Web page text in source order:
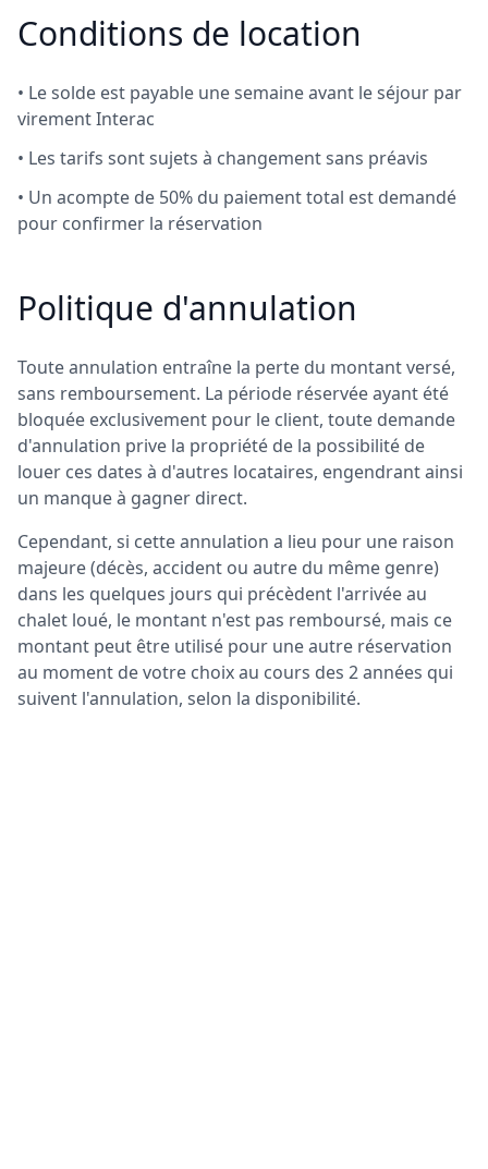
Conditions de location
• Le solde est payable une semaine avant le séjour par
virement Interac
• Les tarifs sont sujets à changement sans préavis
• Un acompte de 50% du paiement total est demandé
pour confirmer la réservation
Politique d'annulation
Toute annulation entraîne la perte du montant versé,
sans remboursement. La période réservée ayant été
bloquée exclusivement pour le client, toute demande
d'annulation prive la propriété de la possibilité de
louer ces dates à d'autres locataires, engendrant ainsi
un manque à gagner direct.
Cependant, si cette annulation a lieu pour une raison
majeure (décès, accident ou autre du même genre)
dans les quelques jours qui précèdent l'arrivée au
chalet loué, le montant n'est pas remboursé, mais ce
montant peut être utilisé pour une autre réservation
au moment de votre choix au cours des 2 années qui
suivent l'annulation, selon la disponibilité.